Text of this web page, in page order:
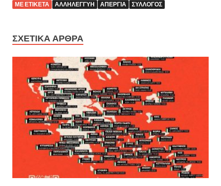
ΜΕ ΕΤΙΚΈΤΑ ΑΛΛΗΛΕΓΓΎΗ ΑΠΕΡΓΊΑ ΣΎΛΛΟΓΟΣ
ΣΧΕΤΙΚΆ ΆΡΘΡΑ